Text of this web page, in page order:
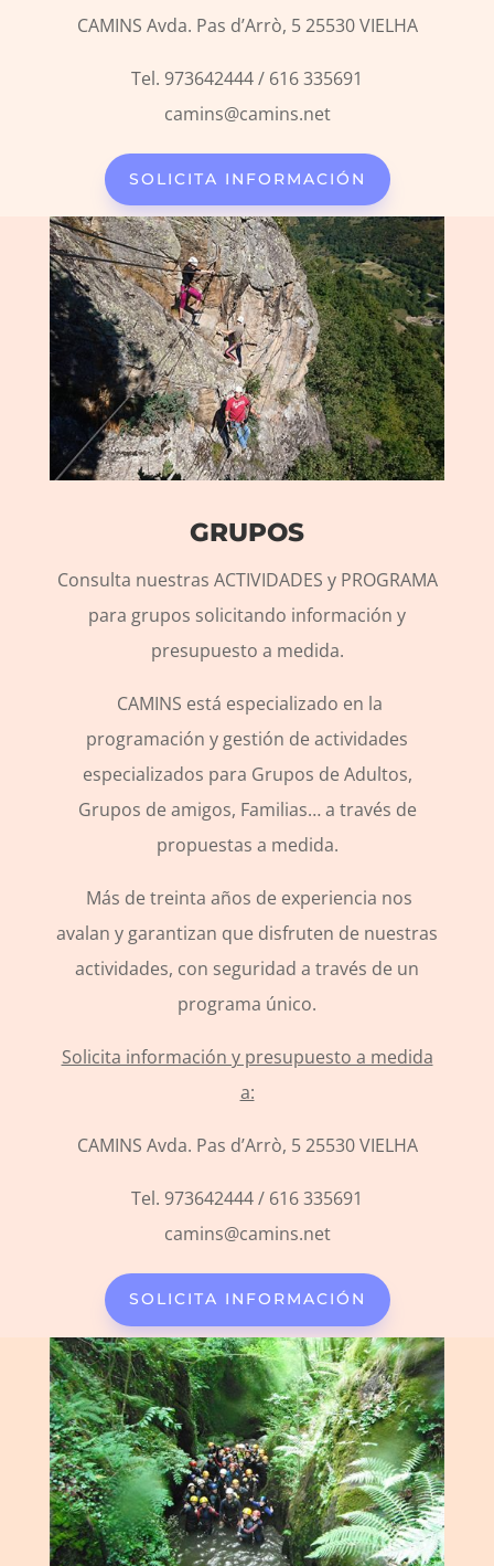
CAMINS Avda. Pas d’Arrò, 5 25530 VIELHA
Tel. 973642444 / 616 335691
camins@camins.net
SOLICITA INFORMACIÓN
GRUPOS
Consulta nuestras ACTIVIDADES y PROGRAMA
para grupos solicitando información y
presupuesto a medida.
CAMINS está especializado en la
programación y gestión de actividades
especializados para Grupos de Adultos,
Grupos de amigos, Familias… a través de
propuestas a medida.
Más de treinta años de experiencia nos
avalan y garantizan que disfruten de nuestras
actividades, con seguridad a través de un
programa único.
Solicita información y presupuesto a medida
a:
CAMINS Avda. Pas d’Arrò, 5 25530 VIELHA
Tel. 973642444 / 616 335691
camins@camins.net
SOLICITA INFORMACIÓN